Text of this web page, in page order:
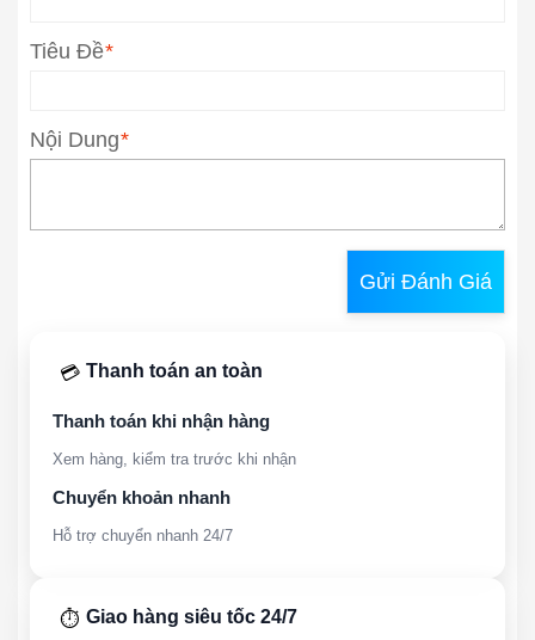
*
Tiêu Đề
*
Nội Dung
Gửi Đánh Giá
💳 Thanh toán an toàn
Thanh toán khi nhận hàng
Xem hàng, kiểm tra trước khi nhận
Chuyển khoản nhanh
Hỗ trợ chuyển nhanh 24/7
⏱️ Giao hàng siêu tốc 24/7